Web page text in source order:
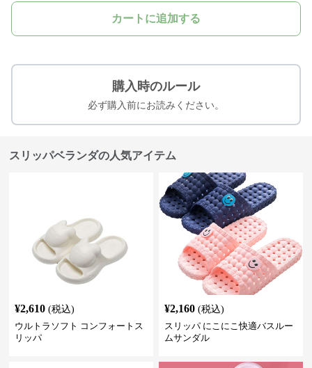
カートに追加する
購入時のルール
必ず購入前にお読みください。
スリッパベランダの人気アイテム
¥2,610 (税込)
ウルトラソフト コンフォートス
リッパ
¥2,160 (税込)
スリッパ にこにこ快適バスルー
ムサンダル